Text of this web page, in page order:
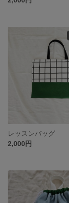
レッスンバッグ
2,000円